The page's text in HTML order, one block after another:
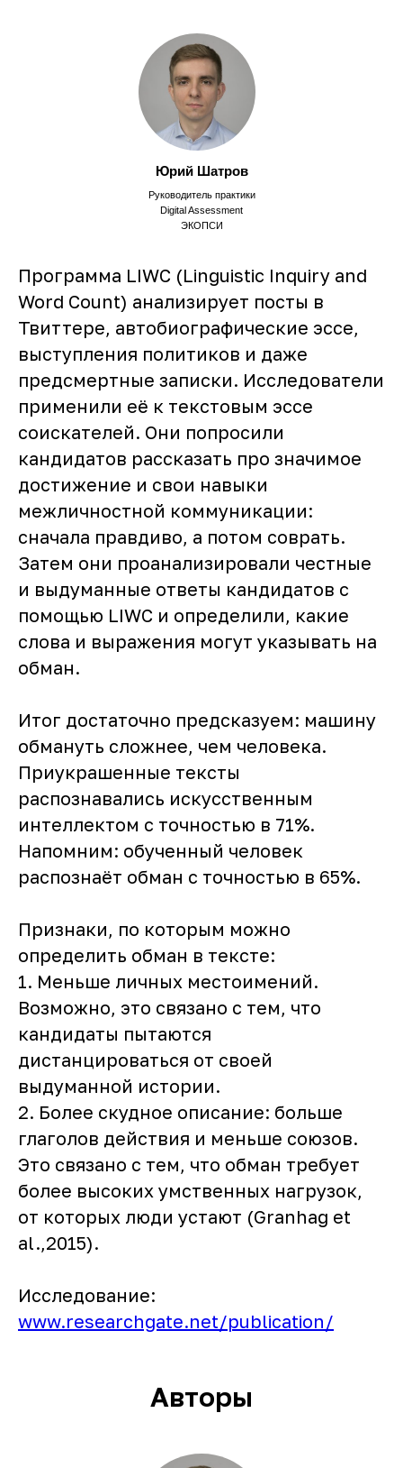
Руководитель практики
Digital Assessment
ЭКОПСИ
Юрий Шатров
Программа LIWC (Linguistic Inquiry and
Word Count) анализирует посты в
Твиттере, автобиографические эссе,
выступления политиков и даже
предсмертные записки. Исследователи
применили её к текстовым эссе
соискателей. Они попросили
кандидатов рассказать про значимое
достижение и свои навыки
межличностной коммуникации:
сначала правдиво, а потом соврать.
Затем они проанализировали честные
и выдуманные ответы кандидатов с
помощью LIWC и определили, какие
слова и выражения могут указывать на
обман.
Итог достаточно предсказуем: машину
обмануть сложнее, чем человека.
Приукрашенные тексты
распознавались искусственным
интеллектом с точностью в 71%.
Напомним: обученный человек
распознаёт обман с точностью в 65%.
Признаки, по которым можно
определить обман в тексте:
1. Меньше личных местоимений.
Возможно, это связано с тем, что
кандидаты пытаются
дистанцироваться от своей
выдуманной истории.
2. Более скудное описание: больше
глаголов действия и меньше союзов.
Это связано с тем, что обман требует
более высоких умственных нагрузок,
от которых люди устают (Granhag et
al.,2015).
Исследование:
www.researchgate.net/publication/
Авторы